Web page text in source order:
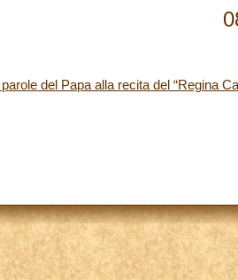
parole del Papa alla recita del “Regina